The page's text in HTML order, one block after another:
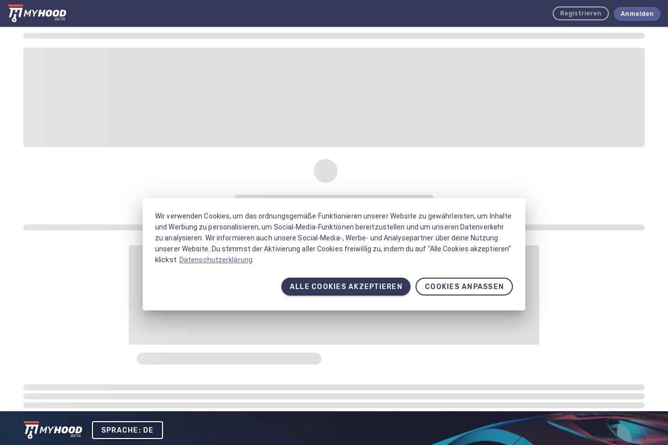
Registrieren Anmelden
SPRACHE: DE
Wir verwenden Cookies, um das ordnungsgemäße Funktionieren unserer Website zu gewährleisten, um Inhalte
und Werbung zu personalisieren, um Social-Media-Funktionen bereitzustellen und um unseren Datenverkehr
zu analysieren. Wir informieren auch unsere Social-Media-, Werbe- und Analysepartner über deine Nutzung
unserer Website. Du stimmst der Aktivierung aller Cookies freiwillig zu, indem du auf "Alle Cookies akzeptieren"
klickst. Datenschutzerklärung
ALLE COOKIES AKZEPTIEREN COOKIES ANPASSEN